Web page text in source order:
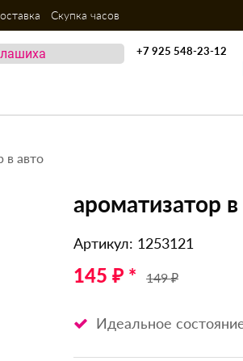
Скупка часов
+7 925 548-23-12
в авто
ароматизатор в
Артикул: 1253121
145 ₽ * 149 ₽
Идеальное